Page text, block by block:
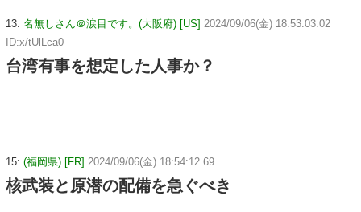
13: 名無しさん＠涙目です。(大阪府) [US] 2024/09/06(金) 18:53:03.02
ID:x/tUlLca0
台湾有事を想定した人事か？
15: (福岡県) [FR] 2024/09/06(金) 18:54:12.69
核武装と原潜の配備を急ぐべき